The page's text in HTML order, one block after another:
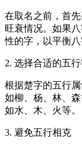
在取名之前，首
旺衰情况。如果
性的字，以平衡八
2. 选择合适的五
根据楚字的五行
如柳、杨、林、
如水、木、火等。
3. 避免五行相克